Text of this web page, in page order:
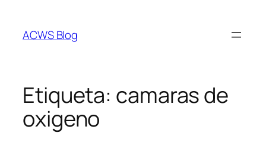
contenido
ACWS Blog
Etiqueta: camaras de
oxigeno